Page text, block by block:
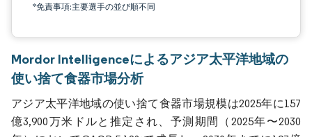
*免責事項:主要選手の並び順不同
Mordor Intelligenceによるアジア太平洋地域の
使い捨て食器市場分析
アジア太平洋地域の使い捨て食器市場規模は2025年に157
億3,900万米ドルと推定され、予測期間（2025年〜2030